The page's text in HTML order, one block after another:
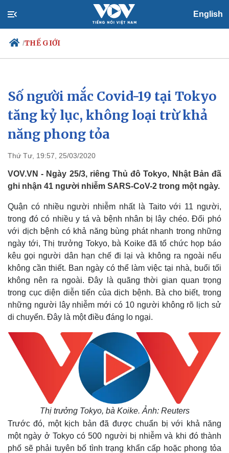
English
/THẾ GIỚI
Chính trị
Đảng
Tổ chức nhân sự
Quốc hội
Nhận diện sự thật
Xã hội
Tin 24h
Dự báo thời tiết
Số người mắc Covid-19 tại Tokyo
tăng kỷ lục, không loại trừ khả
năng phong tỏa
Thứ Tư, 19:57, 25/03/2020
VOV.VN - Ngày 25/3, riêng Thủ đô Tokyo, Nhật Bản đã
ghi nhận 41 người nhiễm SARS-CoV-2 trong một ngày.
Quận có nhiều người nhiễm nhất là Taito với 11 người,
trong đó có nhiều y tá và bệnh nhân bị lây chéo. Đối phó
với dịch bệnh có khả năng bùng phát nhanh trong những
ngày tới, Thị trưởng Tokyo, bà Koike đã tổ chức họp báo
kêu gọi người dân hạn chế đi lại và không ra ngoài nếu
không cần thiết. Ban ngày có thể làm việc tại nhà, buổi tối
không nên ra ngoài. Đây là quãng thời gian quan trọng
trong cục diện diễn tiến của dịch bệnh. Bà cho biết, trong
những người lây nhiễm mới có 10 người không rõ lịch sử
di chuyển. Đây là một điều đáng lo ngại.
Thị trưởng Tokyo, bà Koike. Ảnh: Reuters
Trước đó, một kịch bản đã được chuẩn bị với khả năng
một ngày ở Tokyo có 500 người bị nhiễm và khi đó thành
phố sẽ phải tuyên bố tình trạng khẩn cấp hoặc phong tỏa